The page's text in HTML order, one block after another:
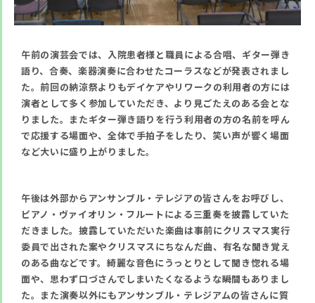
午前の演芸会では、入院患者様と職員による合唱、ギター弾き
語り、合奏、楽器演奏に合わせたコーラスなどが発表されまし
た。前回の納涼祭よりもデイケアやリワークの利用者の方には
演者として多く参加していただき、より見ごたえのある会とな
りました。またギター弾き語りを行う利用者の方の名前を呼ん
で応援する場面や、全体で手拍子をしたり、笑い声が響く場面
など大いに盛り上がりました。
午後は外部からアンサンブル・テレジアの皆さんをお呼びし、
ピアノ・ヴァイオリン・フルートによる三重奏を披露していた
だきました。披露していただいた楽曲は事前にクリスマス実行
委員で出された案やクリスマスにちなんだ曲、有名な聞き覚え
のある曲などです。綺麗な音色にうっとりとして聞き惚れる場
面や、思わず口づさんでしまいたくなるような瞬間もありまし
た。また演奏以外にもアンサンブル・テレジアムの皆さんに質